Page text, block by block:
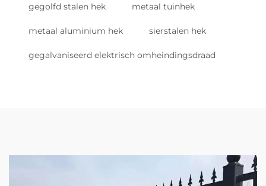
gegolfd stalen hek metaal tuinhek
metaal aluminium hek sierstalen hek
gegalvaniseerd elektrisch omheindingsdraad